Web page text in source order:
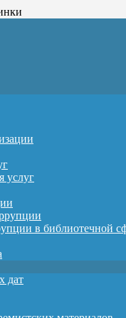
услуг
в библиотечной
дат